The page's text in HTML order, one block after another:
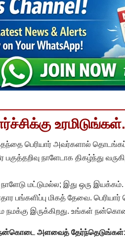
பெரியார் அவர்களால்
நாளேடாக திகழ்ந்து
நாளேடு மட்டுமல்ல; இது ஒரு
பங்களிப்பு மிகத் தேவை.
இருக்கிறது. உங்கள்
அளவைத் தேர்ந்தெடுங்கள்: